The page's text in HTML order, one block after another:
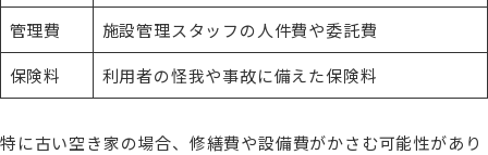
管理費
施設管理スタッフの人件費や委託費
保険料
利用者の怪我や事故に備えた保険料
特に古い空き家の場合、修繕費や設備費がかさむ可能性があり